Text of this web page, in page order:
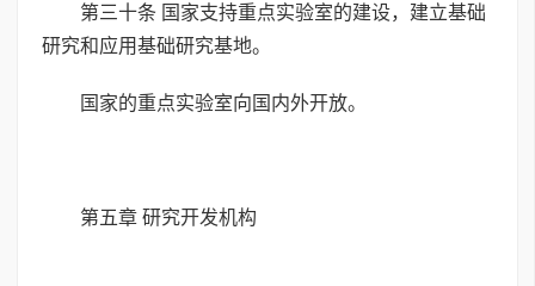
第三十条 国家支持重点实验室的建设，建立基础
研究和应用基础研究基地。
国家的重点实验室向国内外开放。
第五章 研究开发机构